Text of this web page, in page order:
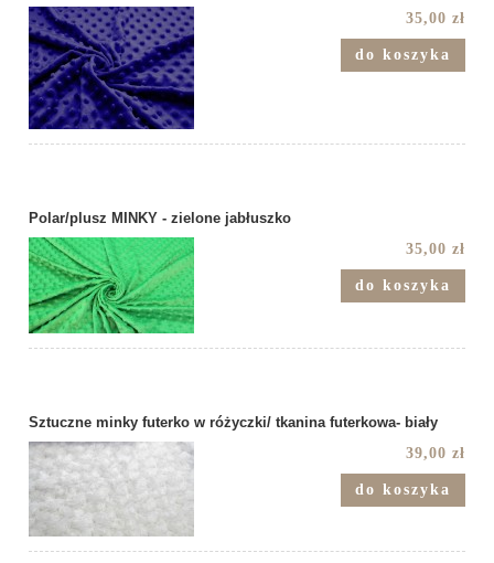
35,00 zł
do koszyka
Polar/plusz MINKY - zielone jabłuszko
35,00 zł
do koszyka
Sztuczne minky futerko w różyczki/ tkanina futerkowa- biały
39,00 zł
do koszyka